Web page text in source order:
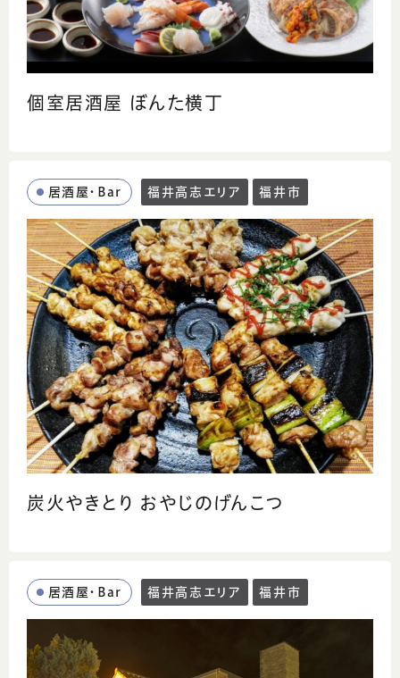
個室居酒屋 ぼんた横丁
居酒屋・Bar 福井高志エリア 福井市
炭火やきとり おやじのげんこつ
居酒屋・Bar 福井高志エリア 福井市